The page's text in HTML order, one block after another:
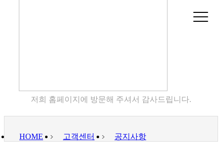
저희 홈페이지에 방문해 주셔서 감사드립니다.
HOME 고객센터 공지사항